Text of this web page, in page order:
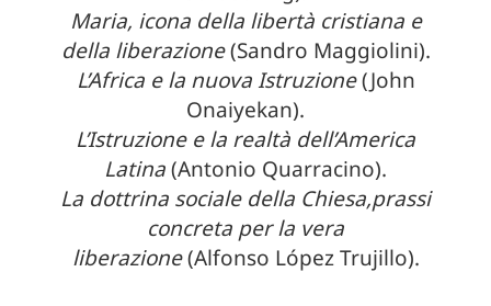
Maria, icona della libertà cristiana e
della liberazione(Sandro Maggiolini).
L’Africa e la nuova Istruzione(John
Onaiyekan).
L’Istruzione e la realtà dell’America
Latina(Antonio Quarracino).
La dottrina sociale della Chiesa,prassi
concreta per la vera
liberazione(Alfonso López Trujillo).